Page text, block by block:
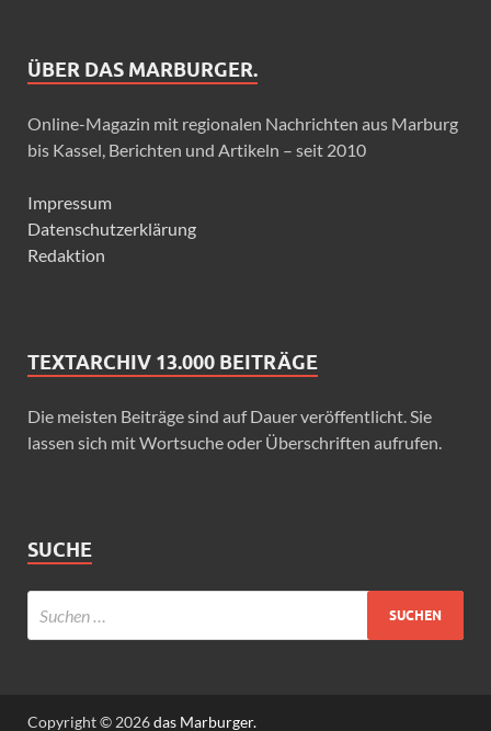
ÜBER DAS MARBURGER.
Online-Magazin mit regionalen Nachrichten aus Marburg
bis Kassel, Berichten und Artikeln – seit 2010
Impressum
Datenschutzerklärung
Redaktion
TEXTARCHIV 13.000 BEITRÄGE
Die meisten Beiträge sind auf Dauer veröffentlicht. Sie
lassen sich mit Wortsuche oder Überschriften aufrufen.
SUCHE
Copyright © 2026das Marburger.